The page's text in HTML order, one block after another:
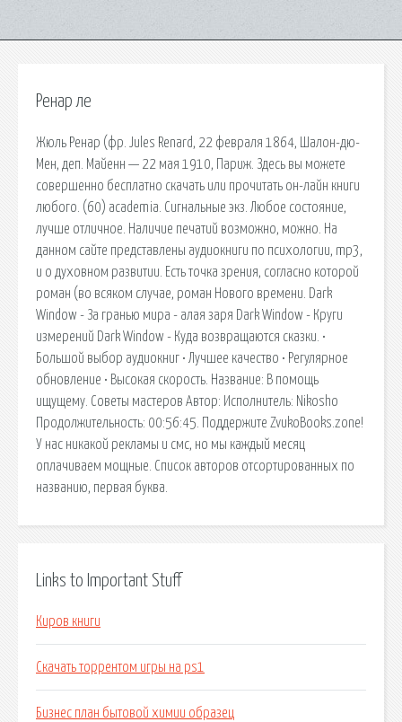
Ренар ле
Жюль Ренар (фр. Jules Renard, 22 февраля 1864, Шалон-дю-
Мен, деп. Майенн — 22 мая 1910, Париж. Здесь вы можете
совершенно бесплатно скачать или прочитать он-лайн книги
любого. (60) academia. Сигнальные экз. Любое состояние,
лучше отличное. Наличие печатий возможно, можно. На
данном сайте представлены аудиокниги по психологии, mp3,
и о духовном развитии. Есть точка зрения, согласно которой
роман (во всяком случае, роман Нового времени. Dark
Window - За гранью мира - алая заря Dark Window - Круги
измерений Dark Window - Куда возвращаются сказки. •
Большой выбор аудиокниг • Лучшее качество • Регулярное
обновление • Высокая скорость. Название: В помощь
ищущему. Советы мастеров Автор: Исполнитель: Nikosho
Продолжительность: 00:56:45. Поддержите ZvukoBooks.zone!
У нас никакой рекламы и смс, но мы каждый месяц
оплачиваем мощные. Список авторов отсортированных по
названию, первая буква.
Links to Important Stuff
Киров книги
Скачать торрентом игры на ps1
Бизнес план бытовой химии образец